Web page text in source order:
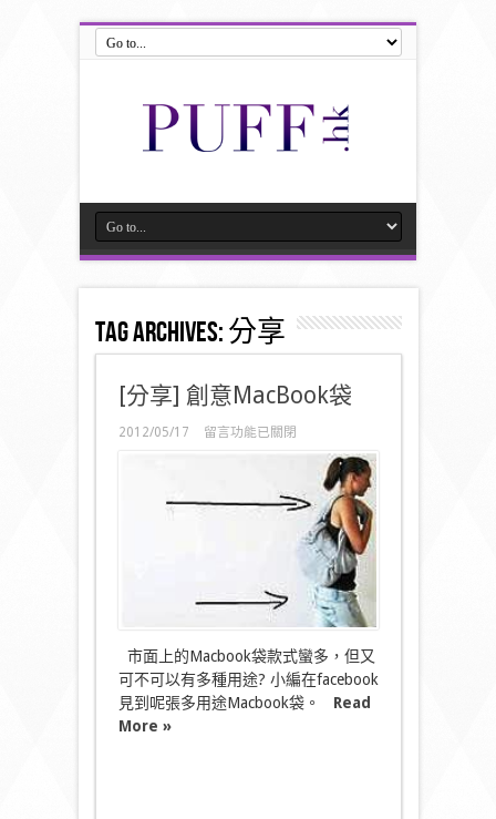
Tag Archives:分享
[分享] 創意MacBook袋
2012/05/17
在
意
留言功能已關閉
市面上的Macbook袋款式蠻多，但又
可不可以有多種用途? 小編在facebook
見到呢張多用途Macbook袋。 Read
More »